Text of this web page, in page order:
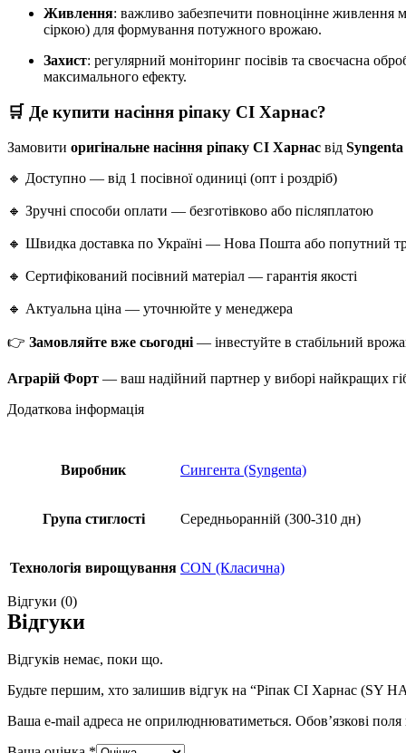
Живлення: важливо забезпечити повноцінне живлення
сіркою) для формування потужного врожаю.
Захист: регулярний моніторинг посівів та своєчасна
максимального ефекту.
🛒 Де купити насіння ріпаку СІ Харнас?
Замовити оригінальне насіння ріпаку СІ Харнас від Syngenta
🔸 Доступно — від 1 посівної одиниці (опт і роздріб)
🔸 Зручні способи оплати — безготівково або післяплатою
🔸 Швидка доставка по Україні — Нова Пошта або попутний
🔸 Сертифікований посівний матеріал — гарантія якості
🔸 Актуальна ціна — уточнюйте у менеджера
👉 Замовляйте вже сьогодні — інвестуйте в стабільний
Аграрій Форт — ваш надійний партнер у виборі найкращих
Додаткова інформація
Виробник Сингента (Syngenta)
Група стиглості Середньоранній (300-310 дн)
Технологія вирощування CON (Класична)
Відгуки (0)
Відгуки
Відгуків немає, поки що.
Будьте першим, хто залишив відгук на “Ріпак СІ Харнас (SY
Ваша e-mail адреса не оприлюднюватиметься. Обов’язкові